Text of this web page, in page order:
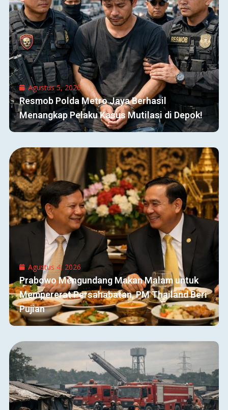
Agustus 5, 2026
Resmob Polda Metro Jaya Berhasil
Menangkap Pelaku Kasus Mutilasi di Depok!
Agustus 4, 2026
Prabowo Mengundang Makan Malam untuk
Mempererat Persahabatan, PM Thailand Beri
Pujian